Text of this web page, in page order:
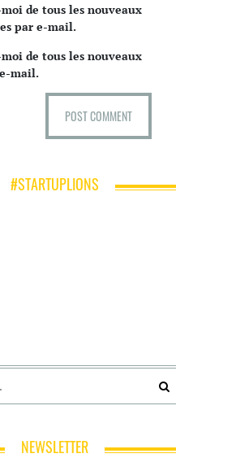
de tous les nouveaux
par e-mail.
de tous les nouveaux
mail.
#STARTUPLIONS
NEWSLETTER